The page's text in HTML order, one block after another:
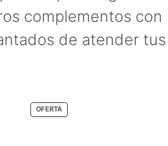
complementos con
de atender tus
OFERTAPRODUCTO
EN